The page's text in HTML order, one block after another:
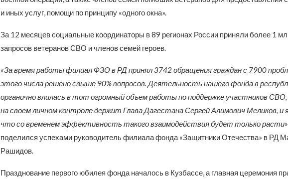
и иных услуг, помощи по принципу «одного окна».
За 12 месяцев социальные координаторы в 89 регионах России приняли более 1
запросов ветеранов СВО и членов семей героев.
«За время работы филиал ФЗО в РД принял 3742 обращения граждан с 7900
этого числа решено свыше 90% вопросов. Деятельность нашего фонда в
органично влилась в тот огромный объем работы по поддержке участников
на своем личном контроле держит Глава Дагестана Сергей Алимович Меликов, и
что со временем эффективность такого взаимодействия будет только расти»
поделился успехами руководитель филиала фонда «Защитники Отечества» в РД
Рашидов.
Празднование первого юбилея фонда началось в Кузбассе, а главная церемония